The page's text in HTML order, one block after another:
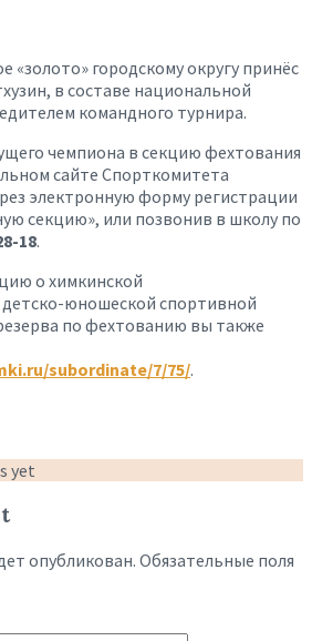
«золото» городскому округу принёс
в составе национальной
командного турнира.
чемпиона в секцию фехтования
сайте Спорткомитета
электронную форму регистрации
секцию», или позвонив в школу по
18.
о химкинской
юношеской спортивной
по фехтованию вы также
subordinate/7/75/.
yet
опубликован. Обязательные поля